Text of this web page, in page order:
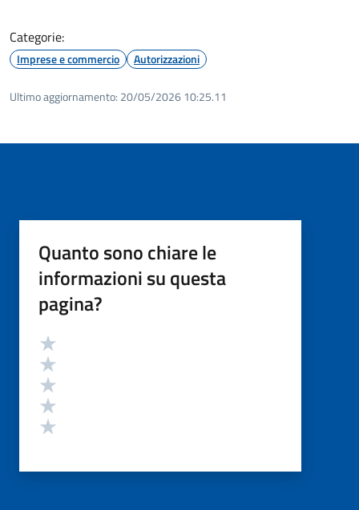
Categorie:
Imprese e commercio Autorizzazioni
Ultimo aggiornamento: 20/05/2026 10:25.11
Quanto sono chiare le
informazioni su questa
pagina?
Valutazione